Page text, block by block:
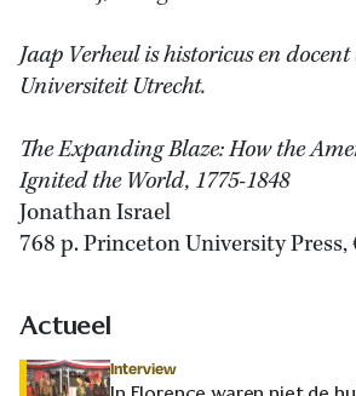
Jaap Verheul is historicus en
Universiteit Utrecht.
The Expanding Blaze: How the
Ignited the World, 1775-1848
Jonathan Israel
768 p. Princeton University Press,
Actueel
Interview